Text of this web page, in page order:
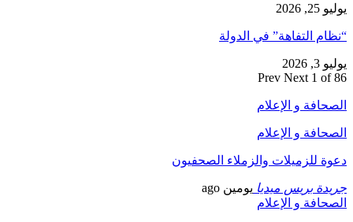
يوليو 25, 2026
“نظام التفاهة” في الدولة
يوليو 3, 2026
Prev Next 1 of 86
الصحافة و الإعلام
الصحافة و الإعلام
دعوة للزميلات والزملاء الصحفيون
جريدة بريس ميديا يومين ago
الصحافة و الإعلام